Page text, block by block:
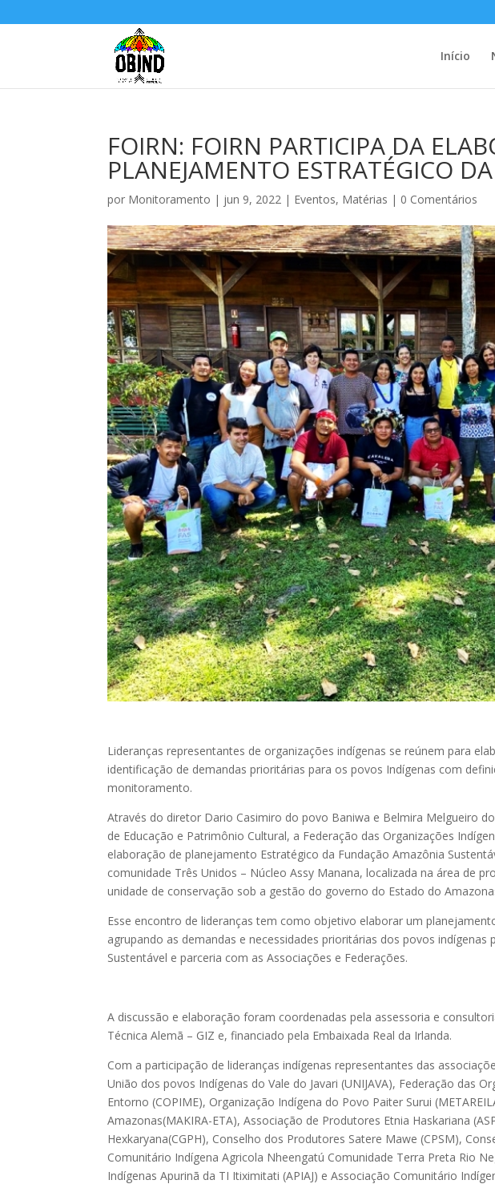
Início
FOIRN: FOIRN PARTICIPA DA
PLANEJAMENTO ESTRATÉGICO
por Monitoramento | jun 9, 2022 | Eventos, Matérias | 0 Comentários
Lideranças representantes de organizações indígenas se reúnem para
identificação de demandas prioritárias para os povos Indígenas com
monitoramento.
Através do diretor Dario Casimiro do povo Baniwa e Belmira Melgueiro
de Educação e Patrimônio Cultural, a Federação das Organizações
elaboração de planejamento Estratégico da Fundação Amazônia
comunidade Três Unidos – Núcleo Assy Manana, localizada na área de
unidade de conservação sob a gestão do governo do Estado do
Esse encontro de lideranças tem como objetivo elaborar um
agrupando as demandas e necessidades prioritárias dos povos indígenas
Sustentável e parceria com as Associações e Federações.
A discussão e elaboração foram coordenadas pela assessoria e
Técnica Alemã – GIZ e, financiado pela Embaixada Real da Irlanda.
Com a participação de lideranças indígenas representantes das
União dos povos Indígenas do Vale do Javari (UNIJAVA), Federação das
Entorno (COPIME), Organização Indígena do Povo Paiter Surui
Amazonas(MAKIRA-ETA), Associação de Produtores Etnia Haskariana
Hexkaryana(CGPH), Conselho dos Produtores Satere Mawe (CPSM),
Comunitário Indígena Agricola Nheengatú Comunidade Terra Preta Rio
Indígenas Apurinã da TI Itiximitati (APIAJ) e Associação Comunitário